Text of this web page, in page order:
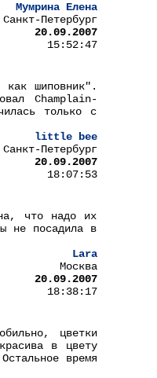
Мумрина Елена
Санкт-Петербург
20.09.2007
15:52:47
как шиповник".
Champlain-
только с
little bee
Санкт-Петербург
20.09.2007
18:07:53
что надо их
не посадила в
Lara
Москва
20.09.2007
18:38:17
цветки
в цвету
время